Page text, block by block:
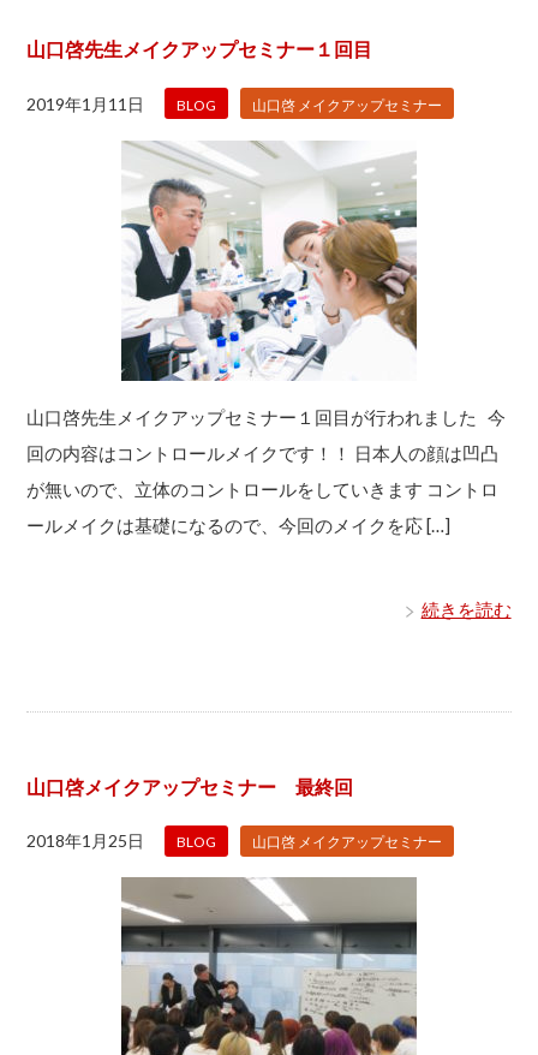
山口啓先生メイクアップセミナー１回目
2019年1月11日 BLOG 山口啓 メイクアップセミナー
山口啓先生メイクアップセミナー１回目が行われました 今
回の内容はコントロールメイクです！！ 日本人の顔は凹凸
が無いので、立体のコントロールをしていきます コントロ
ールメイクは基礎になるので、今回のメイクを応 […]
続きを読む
山口啓メイクアップセミナー 最終回
2018年1月25日 BLOG 山口啓 メイクアップセミナー